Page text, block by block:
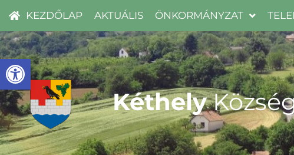
Eszköztár megnyitása
KEZDŐLAP AKTUÁLIS ÖNKORMÁNYZAT
Kéthely